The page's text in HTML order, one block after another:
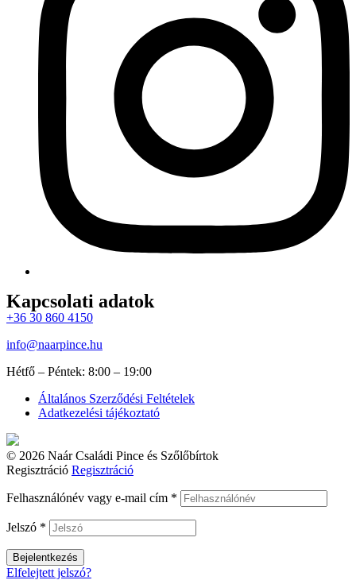
Kapcsolati adatok
+36 30 860 4150
info@naarpince.hu
Hétfő – Péntek: 8:00 – 19:00
Általános Szerződési Feltételek
Adatkezelési tájékoztató
© 2026 Naár Családi Pince és Szőlőbírtok
Regisztráció Regisztráció
Felhasználónév vagy e-mail cím *
Jelszó *
Bejelentkezés
Elfelejtett jelszó?